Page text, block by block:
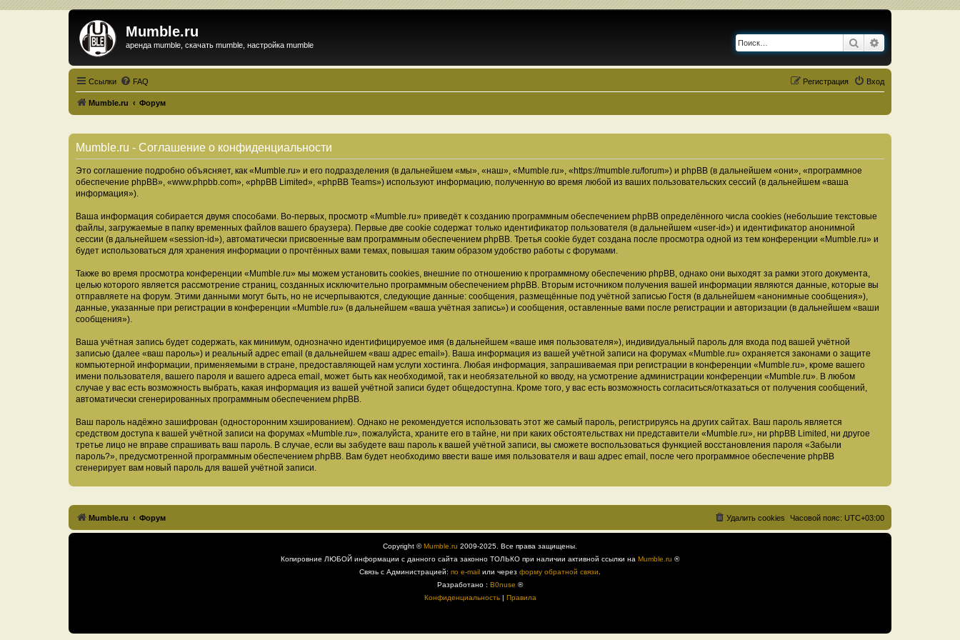
Mumble.ru
аренда mumble, скачать mumble, настройка mumble Поиск
Ссылки FAQ Вход
Регистрация
Mumble.ru Форум
Mumble.ru - Соглашение о конфиденциальности
Это соглашение подробно объясняет, как «Mumble.ru» и его подразделения (в дальнейшем «мы», «наш», «Mumble.ru», «https://mumble.ru/forum») и phpBB (в дальнейшем «они», «программное
обеспечение phpBB», «www.phpbb.com», «phpBB Limited», «phpBB Teams») используют информацию, полученную во время любой из ваших пользовательских сессий (в дальнейшем «ваша
информация»).
Ваша информация собирается двумя способами. Во-первых, просмотр «Mumble.ru» приведёт к созданию программным обеспечением phpBB определённого числа cookies (небольшие текстовые
файлы, загружаемые в папку временных файлов вашего браузера). Первые две cookie содержат только идентификатор пользователя (в дальнейшем «user-id») и идентификатор анонимной
сессии (в дальнейшем «session-id»), автоматически присвоенные вам программным обеспечением phpBB. Третья cookie будет создана после просмотра одной из тем конференции «Mumble.ru» и
будет использоваться для хранения информации о прочтённых вами темах, повышая таким образом удобство работы с форумами.
Также во время просмотра конференции «Mumble.ru» мы можем установить cookies, внешние по отношению к программному обеспечению phpBB, однако они выходят за рамки этого документа,
целью которого является рассмотрение страниц, созданных исключительно программным обеспечением phpBB. Вторым источником получения вашей информации являются данные, которые вы
отправляете на форум. Этими данными могут быть, но не исчерпываются, следующие данные: сообщения, размещённые под учётной записью Гостя (в дальнейшем «анонимные сообщения»),
данные, указанные при регистрации в конференции «Mumble.ru» (в дальнейшем «ваша учётная запись») и сообщения, оставленные вами после регистрации и авторизации (в дальнейшем «ваши
сообщения»).
Ваша учётная запись будет содержать, как минимум, однозначно идентифицируемое имя (в дальнейшем «ваше имя пользователя»), индивидуальный пароль для входа под вашей учётной
записью (далее «ваш пароль») и реальный адрес email (в дальнейшем «ваш адрес email»). Ваша информация из вашей учётной записи на форумах «Mumble.ru» охраняется законами о защите
компьютерной информации, применяемыми в стране, предоставляющей нам услуги хостинга. Любая информация, запрашиваемая при регистрации в конференции «Mumble.ru», кроме вашего
имени пользователя, вашего пароля и вашего адреса email, может быть как необходимой, так и необязательной ко вводу, на усмотрение администрации конференции «Mumble.ru». В любом
случае у вас есть возможность выбрать, какая информация из вашей учётной записи будет общедоступна. Кроме того, у вас есть возможность согласиться/отказаться от получения сообщений,
автоматически сгенерированных программным обеспечением phpBB.
Ваш пароль надёжно зашифрован (односторонним хэшированием). Однако не рекомендуется использовать этот же самый пароль, регистрируясь на других сайтах. Ваш пароль является
средством доступа к вашей учётной записи на форумах «Mumble.ru», пожалуйста, храните его в тайне, ни при каких обстоятельствах ни представители «Mumble.ru», ни phpBB Limited, ни другое
третье лицо не вправе спрашивать ваш пароль. В случае, если вы забудете ваш пароль к вашей учётной записи, вы сможете воспользоваться функцией восстановления пароля «Забыли
пароль?», предусмотренной программным обеспечением phpBB. Вам будет необходимо ввести ваше имя пользователя и ваш адрес email, после чего программное обеспечение phpBB
сгенерирует вам новый пароль для вашей учётной записи.
Mumble.ru Форум Часовой пояс: UTC+03:00
Удалить cookies
Copyright ©Mumble.ru 2009-2025. Все права защищены.
Копировние ЛЮБОЙ информации с данного сайта законно ТОЛЬКО при наличии активной ссылки на Mumble.ru ®
Связь с Администрацией: по e-mail или через форму обратной связи
Разработано : B0nuse ®
Конфиденциальность| Правила